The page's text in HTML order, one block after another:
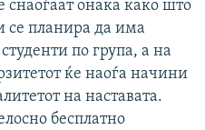
снаоѓаат онака како што
се планира да има
по група, а на
ќе наоѓа начини
на наставата.
бесплатно